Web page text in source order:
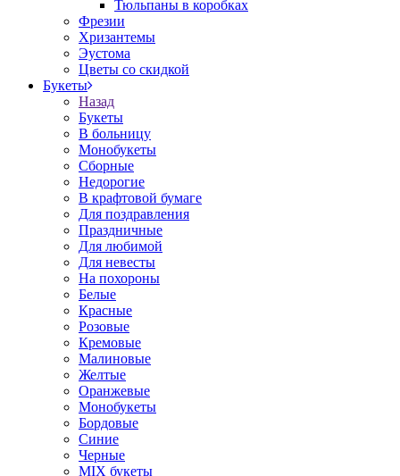
Тюльпаны в коробках
Фрезии
Хризантемы
Эустома
Цветы со скидкой
Букеты
Назад
Букеты
В больницу
Монобукеты
Сборные
Недорогие
В крафтовой бумаге
Для поздравления
Праздничные
Для любимой
Для невесты
На похороны
Белые
Красные
Розовые
Кремовые
Малиновые
Желтые
Оранжевые
Монобукеты
Бордовые
Синие
Черные
MIX букеты